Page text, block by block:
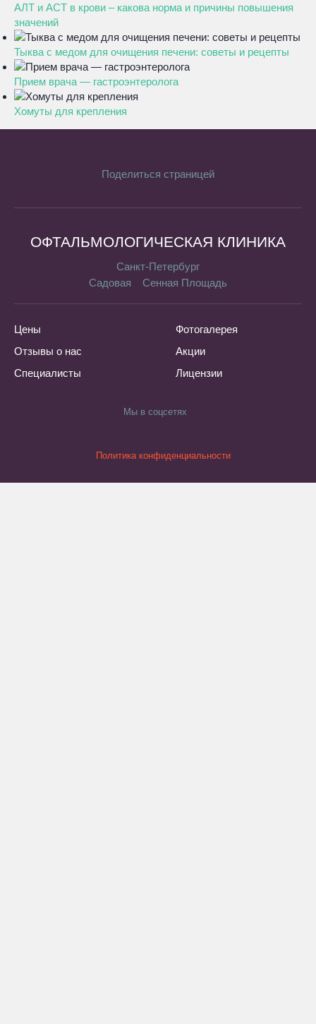
АЛТ и АСТ в крови – какова норма и причины повышения
значений
Тыква с медом для очищения печени: советы и рецепты
Прием врача — гастроэнтеролога
Хомуты для крепления
Поделиться страницей
ОФТАЛЬМОЛОГИЧЕСКАЯ КЛИНИКА
Санкт-Петербург
Садовая
Сенная Площадь
Цены
Отзывы о нас
Специалисты
Фотогалерея
Акции
Лицензии
Мы в соцсетях
Политика конфиденциальности